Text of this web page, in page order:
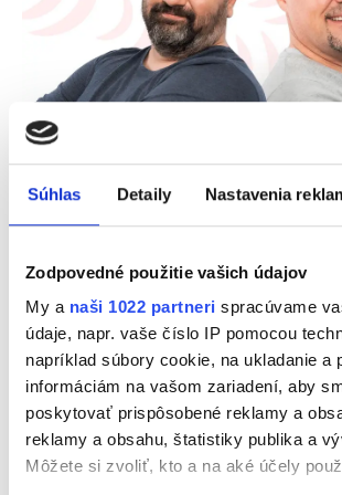
Súhlas Detaily Nastavenia
Zodpovedné použitie vašich údajov
My a naši 1022 partneri spracúvame
údaje, napr. vaše číslo IP pomocou
napríklad súbory cookie, na ukladanie a
informáciám na vašom zariadení, aby
poskytovať prispôsobené reklamy a
reklamy a obsahu, štatistiky publika a
Môžete si zvoliť, kto a na aké účely
V dnešnej časti sa Páter Peter a
intenzívnych dažďov aj sucha sa
spoločnosť. Dotknú sa však aj jej
kresťanstve, kde voda predstavuje
a nový začiatok. Nebude chýbať ani
príbeh o Noemovej arche a ďalšie
súvislosti, ktoré ukazujú, že voda
nevyhnutnou súčasťou života, ale aj